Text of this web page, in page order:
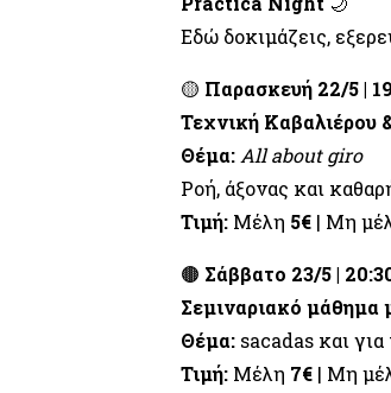
Εδώ δοκιμάζεις,
🟡 Παρασκευή 22/5 |
Τεχνική
Θέμα: All about giro
Ροή, άξονας και
Τιμή:Μέλη 5€| Μη
🟤 Σάββατο 23/5 |
Σεμιναριακό μάθημα
Θέμα:sacadas και για
Τιμή:Μέλη 7€| Μη